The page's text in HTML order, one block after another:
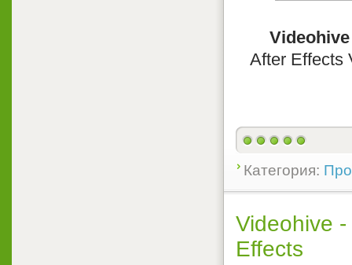
After Effects
Категория:
Videohive
Effects